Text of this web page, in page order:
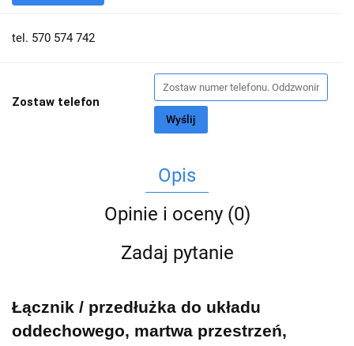
tel. 570 574 742
Zostaw telefon
Wyślij
Opis
Opinie i oceny (0)
Zadaj pytanie
Łącznik / przedłużka do układu
oddechowego, martwa przestrzeń,